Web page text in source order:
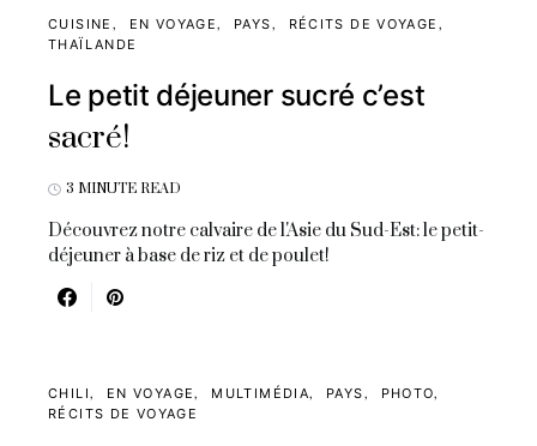
CUISINE EN VOYAGE PAYS
RÉCITS DE VOYAGE
THAÏLANDE
Le petit déjeuner sucré c’est
sacré!
3 MINUTE READ
Découvrez notre calvaire de l'Asie du Sud-Est: le petit-
déjeuner à base de riz et de poulet!
CHILI EN VOYAGE MULTIMÉDIA PAYS
PHOTO
RÉCITS DE VOYAGE